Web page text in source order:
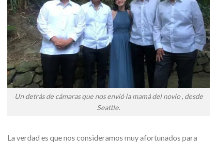
Un detrás de cámaras que nos envió la mamá del novio , desde
Seattle.
La verdad es que nos consideramos muy afortunados para